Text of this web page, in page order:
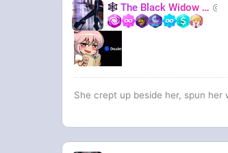
🕸️ The Black Widow 🕷️
She crept up beside her, spun